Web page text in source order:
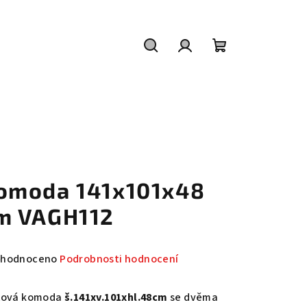
141x101x48
VAGH112
Podrobnosti hodnocení
komoda š.141xv.101xhl.48cm se dvěma